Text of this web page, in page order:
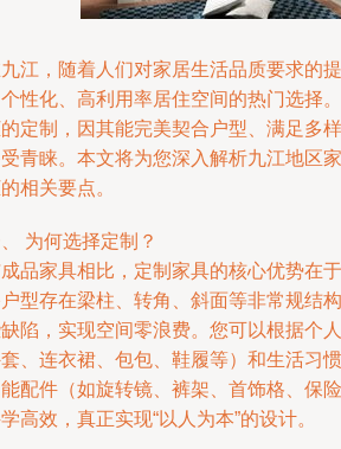
江，随着人们对家居生活品质要求的
性化、高利用率居住空间的热门选择
定制，因其能完美契合户型、满足多
青睐。本文将为您深入解析九江地区
相关要点。
为何选择定制？
品家具相比，定制家具的核心优势在
型存在梁柱、转角、斜面等非常规结
陷，实现空间零浪费。您可以根据个
、连衣裙、包包、鞋履等）和生活习
配件（如旋转镜、裤架、首饰格、保
高效，真正实现“以人为本”的设计。